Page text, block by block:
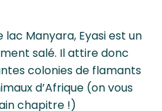
Manyara, Eyasi est un
salé. Il attire donc
colonies de flamants
d’Afrique (on vous
chapitre !)